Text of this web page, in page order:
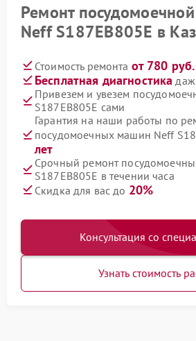
Ремонт
Neff S187EB805E в
Стоимость ремонта от 780 руб.
Бесплатная диагностика
Привезем и увезем
S187EB805E сами
Гарантия на наши работы по
посудомоечных машин Neff
лет
Срочный ремонт
S187EB805E в течении часа
Скидка для вас до 20%
Консультация со
Узнать стоимость